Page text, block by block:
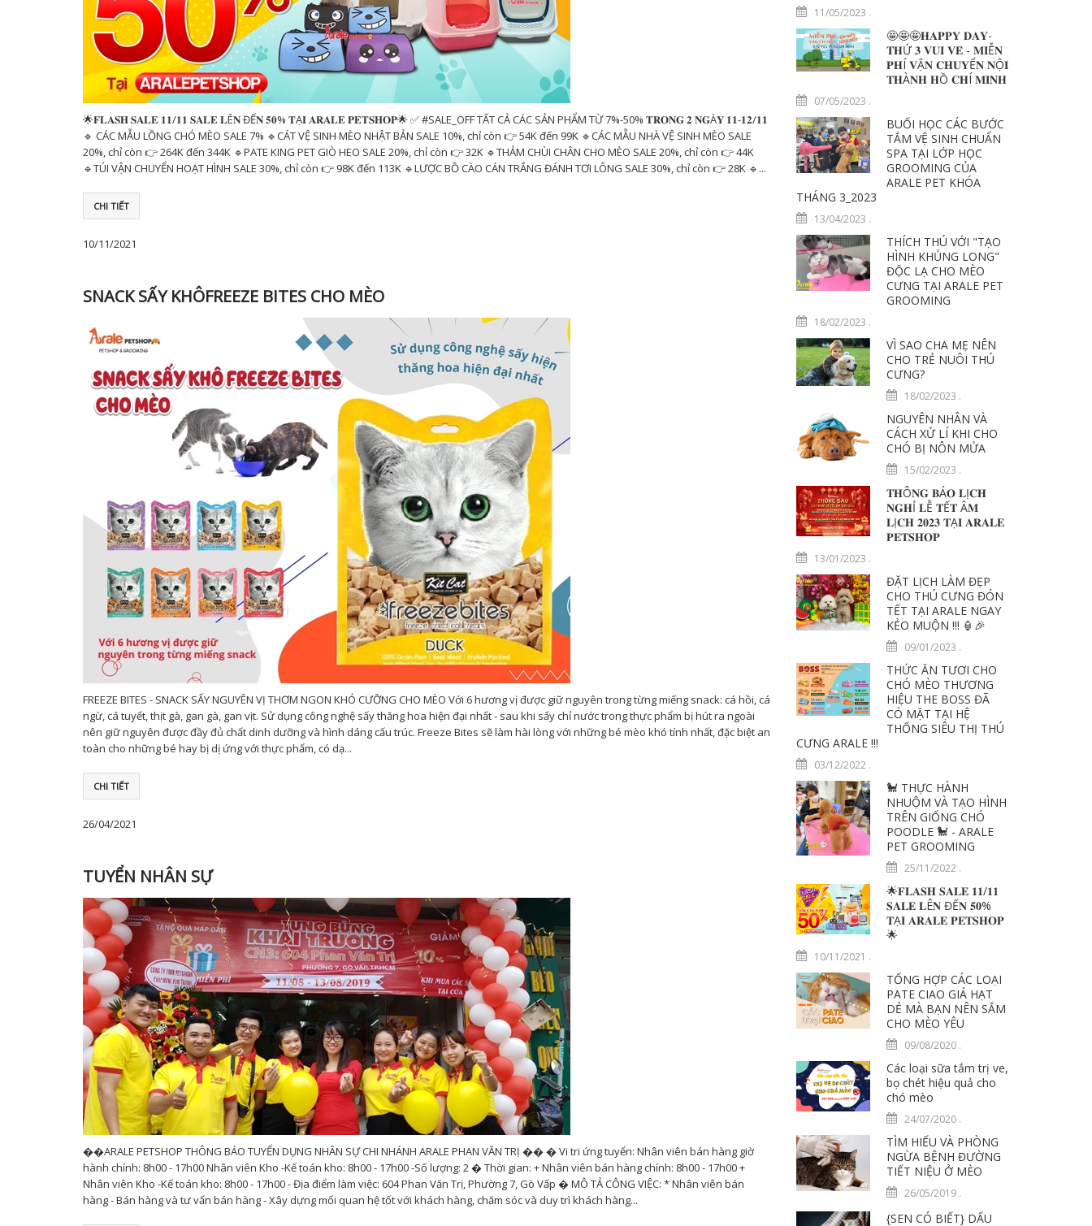
🌟𝐅𝐋𝐀𝐒𝐇 𝐒𝐀𝐋𝐄 𝟏𝟏/𝟏𝟏 𝐒𝐀𝐋𝐄 𝐋Ê𝐍 ĐẾ𝐍 𝟓𝟎% 𝐓Ạ𝐈 𝐀𝐑𝐀𝐋𝐄 𝐏𝐄𝐓𝐒𝐇𝐎𝐏🌟 ✅ #SALE_OFF TẤT CẢ CÁC SẢN PHẨM TỪ 7%-50% 𝐓𝐑𝐎𝐍𝐆 𝟐 𝐍𝐆À𝐘 𝟏𝟏-𝟏𝟐/𝟏𝟏
🔹 CÁC MẪU LỒNG CHÓ MÈO SALE 7% 🔹CÁT VỆ SINH MÈO NHẬT BẢN SALE 10%, chỉ còn 👉 54K đến 99K 🔹CÁC MẪU NHÀ VỆ SINH MÈO SALE
20%, chỉ còn 👉 264K đến 344K 🔹PATE KING PET GIÒ HEO SALE 20%, chỉ còn 👉 32K 🔹THẢM CHÙI CHÂN CHO MÈO SALE 20%, chỉ còn 👉 44K
🔹TÚI VẬN CHUYỂN HOẠT HÌNH SALE 30%, chỉ còn 👉 98K đến 113K 🔹LƯỢC BỒ CÀO CÁN TRẮNG ĐÁNH TƠI LÔNG SALE 30%, chỉ còn 👉 28K 🔹...
CHI TIẾT
10/11/2021
SNACK SẤY KHÔFREEZE BITES CHO MÈO
FREEZE BITES - SNACK SẤY NGUYÊN VỊ THƠM NGON KHÓ CƯỠNG CHO MÈO Với 6 hương vị được giữ nguyên trong từng miếng snack: cá hồi, cá
ngừ, cá tuyết, thịt gà, gan gà, gan vịt. Sử dụng công nghệ sấy thăng hoa hiện đại nhất - sau khi sấy chỉ nước trong thực phẩm bị hút ra ngoài
nên giữ nguyên được đầy đủ chất dinh dưỡng và hình dáng cấu trúc. Freeze Bites sẽ làm hài lòng với những bé mèo khó tính nhất, đặc biệt an
toàn cho những bé hay bị dị ứng với thực phẩm, có dạ...
CHI TIẾT
26/04/2021
TUYỂN NHÂN SỰ
��ARALE PETSHOP THÔNG BÁO TUYỂN DỤNG NHÂN SỰ CHI NHÁNH ARALE PHAN VĂN TRỊ �� � Vi tri ứng tuyển: Nhân viên bán hàng giờ
hành chính: 8h00 - 17h00 Nhân viên Kho -Kế toán kho: 8h00 - 17h00 -Số lượng: 2 � Thời gian: + Nhân viên bán hàng chính: 8h00 - 17h00 +
Nhân viên Kho -Kế toán kho: 8h00 - 17h00 - Địa điểm làm việc: 604 Phan Văn Trị, Phường 7, Gò Vấp � MÔ TẢ CÔNG VIỆC: * Nhân viên bán
hàng - Bán hàng và tư vấn bán hàng - Xây dựng mối quan hệ tốt với khách hàng, chăm sóc và duy trì khách hàng...
11/05/2023 .
🤩🤩🤩𝐇𝐀𝐏𝐏𝐘 𝐃𝐀𝐘-
𝐓𝐇Ứ 𝟑 𝐕𝐔𝐈 𝐕𝐄̉ - 𝐌𝐈Ễ𝐍
𝐏𝐇Í 𝐕Ậ𝐍 𝐂𝐇𝐔𝐘Ể𝐍 𝐍Ộ𝐈
𝐓𝐇À𝐍𝐇 𝐇Ồ 𝐂𝐇Í 𝐌𝐈𝐍𝐇
07/05/2023 .
BUỔI HỌC CÁC BƯỚC
TẮM VỆ SINH CHUẨN
SPA TẠI LỚP HỌC
GROOMING CỦA
ARALE PET KHÓA
THÁNG 3_2023
13/04/2023 .
THÍCH THÚ VỚI "TẠO
HÌNH KHỦNG LONG"
ĐỘC LẠ CHO MÈO
CƯNG TẠI ARALE PET
GROOMING
18/02/2023 .
VÌ SAO CHA MẸ NÊN
CHO TRẺ NUÔI THÚ
CƯNG?
18/02/2023 .
NGUYÊN NHÂN VÀ
CÁCH XỬ LÍ KHI CHO
CHÓ BỊ NÔN MỬA
15/02/2023 .
𝐓𝐇Ô𝐍𝐆 𝐁Á𝐎 𝐋Ị𝐂𝐇
𝐍𝐆𝐇Ỉ 𝐋Ễ 𝐓Ế𝐓 Â𝐌
𝐋Ị𝐂𝐇 𝟐𝟎𝟐𝟑 𝐓Ạ𝐈 𝐀𝐑𝐀𝐋𝐄
𝐏𝐄𝐓𝐒𝐇𝐎𝐏
13/01/2023 .
ĐẶT LỊCH LÀM ĐẸP
CHO THÚ CƯNG ĐÓN
TẾT TẠI ARALE NGAY
KẺO MUỘN !!! 🏮️🎉
09/01/2023 .
THỨC ĂN TƯƠI CHO
CHÓ MÈO THƯƠNG
HIỆU THE BOSS ĐÃ
CÓ MẶT TẠI HỆ
THỐNG SIÊU THỊ THÚ
CƯNG ARALE !!!
03/12/2022.
🐩 THỰC HÀNH
NHUỘM VÀ TẠO HÌNH
TRÊN GIỐNG CHÓ
POODLE 🐩 - ARALE
PET GROOMING
25/11/2022 .
🌟𝐅𝐋𝐀𝐒𝐇 𝐒𝐀𝐋𝐄 𝟏𝟏/𝟏𝟏
𝐒𝐀𝐋𝐄 𝐋Ê𝐍 ĐẾ𝐍 𝟓𝟎%
𝐓Ạ𝐈 𝐀𝐑𝐀𝐋𝐄 𝐏𝐄𝐓𝐒𝐇𝐎𝐏
🌟
10/11/2021 .
TỔNG HỢP CÁC LOẠI
PATE CIAO GIÁ HẠT
DẺ MÀ BẠN NÊN SẮM
CHO MÈO YÊU
09/08/2020 .
Các loại sữa tắm trị ve,
bọ chét hiệu quả cho
chó mèo
24/07/2020 .
TÌM HIỂU VÀ PHÒNG
NGỪA BỆNH ĐƯỜNG
TIẾT NIỆU Ở MÈO
26/05/2019 .
{SEN CÓ BIẾT} DẤU